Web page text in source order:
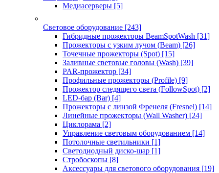
Медиасерверы [5]
Световое оборудование [243]
Гибридные прожекторы BeamSpotWash [31]
Прожекторы с узким лучом (Beam) [26]
Точечные прожекторы (Spot) [15]
Заливные световые головы (Wash) [39]
PAR-прожектор [34]
Профильные прожекторы (Profile) [9]
Прожектор следящего света (FollowSpot) [2]
LED-бар (Bar) [4]
Прожекторы с линзой Френеля (Fresnel) [14]
Линейные прожекторы (Wall Washer) [24]
Циклорама [2]
Управление световым оборудованием [14]
Потолочные светильники [1]
Светодиодный диско-шар [1]
Стробоскопы [8]
Аксессуары для светового оборудования [19]